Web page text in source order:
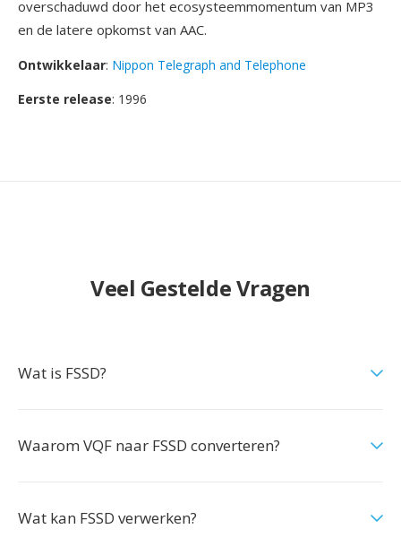
overschaduwd door het ecosysteemmomentum van MP3
en de latere opkomst van AAC.
Ontwikkelaar: Nippon Telegraph and Telephone
Eerste release: 1996
Veel Gestelde Vragen
Wat is FSSD?
Waarom VQF naar FSSD converteren?
Wat kan FSSD verwerken?